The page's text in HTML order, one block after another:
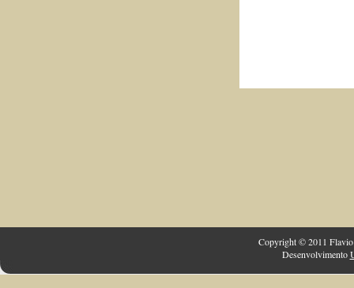
Copyright © 2011 Flavio
Desenvolvimento